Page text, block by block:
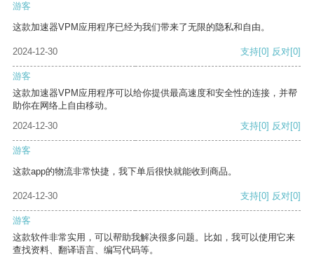
游客
这款加速器VPM应用程序已经为我们带来了无限的隐私和自由。
2024-12-30 支持[0] 反对[0]
游客
这款加速器VPM应用程序可以给你提供最高速度和安全性的连接，并帮
助你在网络上自由移动。
2024-12-30
支持[0] 反对[0]
游客
这款app的物流非常快捷，我下单后很快就能收到商品。
2024-12-30 支持[0] 反对[0]
游客
这款软件非常实用，可以帮助我解决很多问题。比如，我可以使用它来
查找资料、翻译语言、编写代码等。